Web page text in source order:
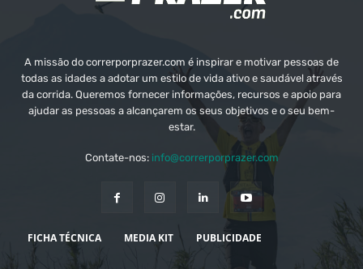
A missão do correrporprazer.com é inspirar e motivar pessoas de
todas as idades a adotar um estilo de vida ativo e saudável através
da corrida. Queremos fornecer informações, recursos e apoio para
ajudar as pessoas a alcançarem os seus objetivos e o seu bem-
estar.
Contate-nos: info@correrporprazer.com
FICHA TÉCNICA MEDIA KIT PUBLICIDADE